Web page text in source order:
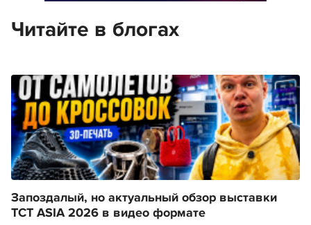
Читайте в блогах
Запоздалый, но актуальный обзор выставки
TCT ASIA 2026 в видео формате